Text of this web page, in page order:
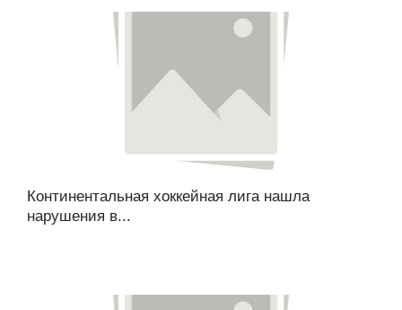
Континентальная хоккейная лига нашла
нарушения в...